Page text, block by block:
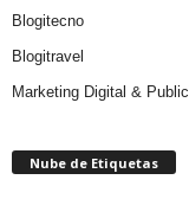
Blogitecno
Blogitravel
Marketing Digital &
Nube de Etiquetas